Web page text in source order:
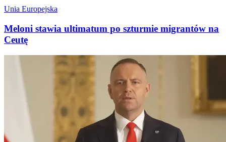
Unia Europejska
Meloni stawia ultimatum po szturmie migrantów na
Ceutę